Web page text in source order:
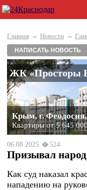
Главная → Новости →
НАПИСАТЬ НОВОСТЬ
ЖК «Просторы
Крым, г.
Квартиры от 5 645
06.08.2025 524
Призывал
Как суд наказал
нападению на